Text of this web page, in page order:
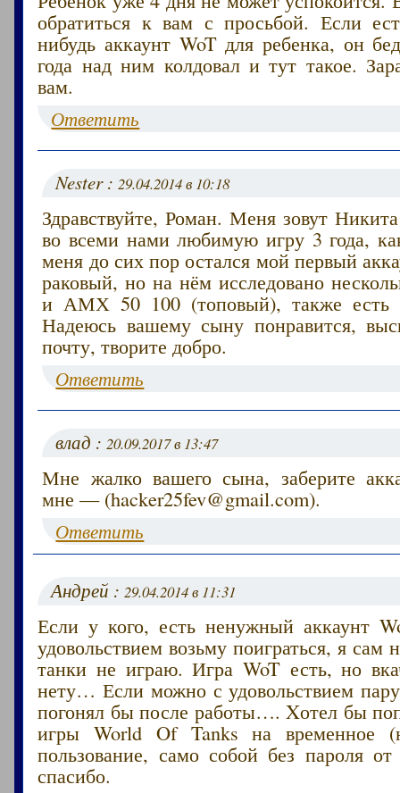
обратиться к вам с просьбой. Если
нибудь аккаунт WoT для ребенка, он
года над ним колдовал и тут такое.
вам.
Ответить
Nester :29.04.2014 в 10:18
Здравствуйте, Роман. Меня зовут
во всеми нами любимую игру 3 года,
меня до сих пор остался мой первый
раковый, но на нём исследовано
и АМХ 50 100 (топовый), также есть
Надеюсь вашему сыну понравится,
почту, творите добро.
Ответить
влад :20.09.2017 в 13:47
Мне жалко вашего сына, заберите
мне — (hacker25fev@gmail.com).
Ответить
Андрей :29.04.2014 в 11:31
Если у кого, есть ненужный аккаунт
удовольствием возьму поиграться, я сам
танки не играю. Игра WoT есть, но
нету… Если можно с удовольствием
погонял бы после работы…. Xотел бы
игры World Of Tanks на временное
пользование, само собой без пароля
спасибо.